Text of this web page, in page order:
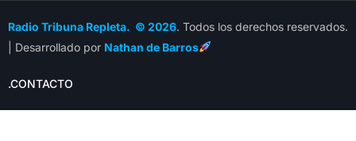
Radio Tribuna Repleta. © 2026. Todos los derechos reservados.
| Desarrollado por Nathan de Barros
.CONTACTO